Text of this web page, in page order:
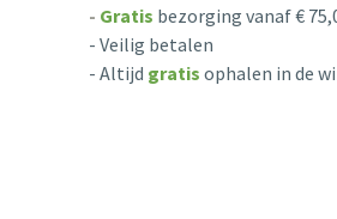
- Gratis bezorging vanaf €
- Veilig betalen
- Altijd gratis ophalen in de